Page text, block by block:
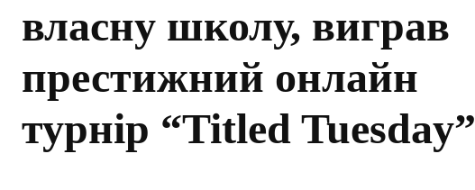
власну школу, виграв
престижний онлайн
турнір “Titled Tuesday”